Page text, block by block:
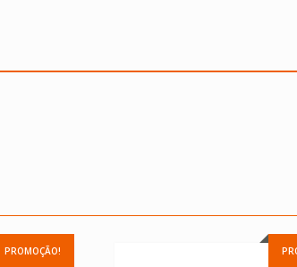
PROMOÇÃO!